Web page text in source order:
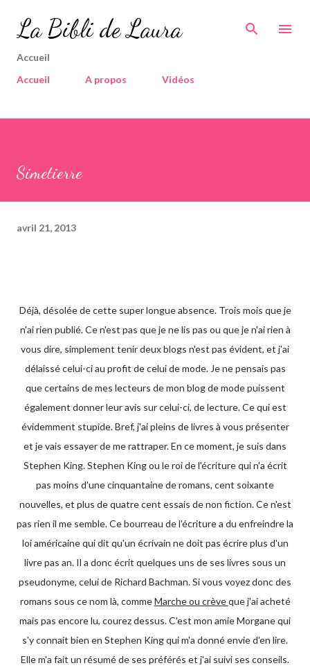
Accéder au contenu principal
La Bibli de Laura
Accueil
Accueil
A propos Vidéos
Simetierre
avril 21, 2013
Déjà, désolée de cette super longue absence. Trois mois que je
n'ai rien publié. Ce n'est pas que je ne lis pas ou que je n'ai rien à
vous dire, simplement tenir deux blogs n'est pas évident, et j'ai
délaissé celui-ci au profit de celui de mode. Je ne pensais pas
que certains de mes lecteurs de mon blog de mode puissent
également donner leur avis sur celui-ci, de lecture. Ce qui est
évidemment stupide. Bref, j'ai pleins de livres à vous présenter
et je vais essayer de me rattraper. En ce moment, je suis dans
Stephen King. Stephen King ou le roi de l'écriture qui n'a écrit
pas moins d'une cinquantaine de romans, cent soixante
nouvelles, et plus de quatre cent essais de non fiction. Ce n'est
pas rien il me semble. Ce bourreau de l'écriture a du enfreindre la
loi américaine qui dit qu'un écrivain ne doit pas écrire plus d'un
livre pas an. Il a donc écrit quelques uns de ses livres sous un
pseudonyme, celui de Richard Bachman. Si vous voyez donc des
romans sous ce nom là, commeMarche ou crèveque j'ai acheté
mais pas encore lu, courez dessus. C'est mon amie Morgane qui
s'y connait bien en Stephen King qui m'a donné envie d'en lire.
Elle m'a fait un résumé de ses préférés et j'ai suivi ses conseils.